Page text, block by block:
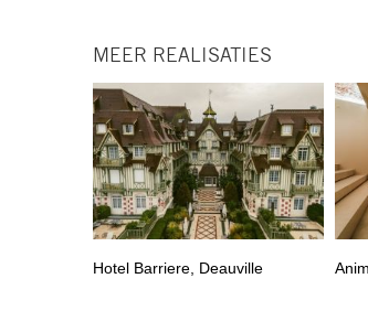
MEER REALISATIES
Hotel Barriere, Deauville